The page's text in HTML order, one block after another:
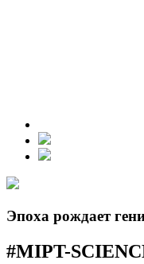
Эпоха рождает
#MIPT-